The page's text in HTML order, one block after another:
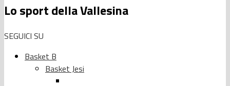
Lo sport della Vallesina
SEGUICI SU
Basket B
Basket Jesi